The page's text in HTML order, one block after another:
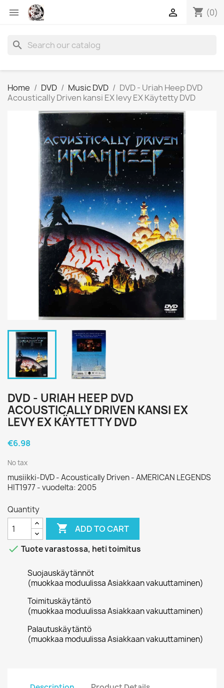
 shopping_cart (0)

search
Home DVD Music DVD
DVD - Uriah Heep DVD
Acoustically Driven kansi EX levy EX Käytetty DVD
DVD - URIAH HEEP DVD
ACOUSTICALLY DRIVEN KANSI EX
LEVY EX KÄYTETTY DVD
€6.98
No tax
musiikki-DVD - Acoustically Driven - AMERICAN LEGENDS
HIT1977 - vuodelta: 2005
Quantity
 ADD TO CART
 Tuote varastossa, heti toimitus
Suojauskäytännöt
(muokkaa moduulissa Asiakkaan vakuuttaminen)
Toimituskäytäntö
(muokkaa moduulissa Asiakkaan vakuuttaminen)
Palautuskäytäntö
(muokkaa moduulissa Asiakkaan vakuuttaminen)